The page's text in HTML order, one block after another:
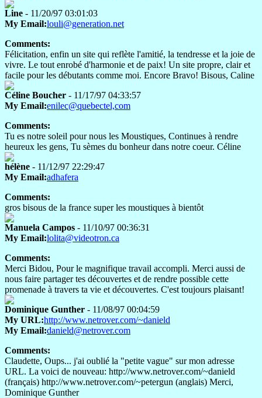
Line - 11/20/97 03:01:03
My Email:louli@generation.net
Comments:
Félicitation, enfin un site qui reflète l'amitié, la tendresse et la joie de
vivre. Le tout enrobé d'harmonie et de paix! Un site propre, clair et
facile pour les débutants comme moi. Encore Bravo! Bisous, Caline
Céline Boucher - 11/17/97 04:33:57
My Email:enilec@quebectel,com
Comments:
Tu es notre soleil pour nous les Moustiques, Continues à rendre
heureux les gens, Tu sèmes du bonheur dans notre coeur. Céline
hélène - 11/12/97 22:29:47
My Email:adhafera
Comments:
gros bisous de la france super les moustiques à bientôt
Manuela Campos - 11/10/97 00:36:31
My Email:lolita@videotron.ca
Comments:
Merci Bidou, Pour le magnifique travail accompli. Merci aussi de
nous faire partager tes découvertes et de rendre possible cette
promenade à travers ta vie et découvertes. C'est toujours plaisant!
Dominique Gunther - 11/08/97 00:04:59
My URL:http://www.netrover.com/~danield
My Email:danield@netrover.com
Comments:
Claudette, Oups... j'ai oublié la "petite vague" sur mon adresse
URL. La voici de nouveau: http://www.netrover.com/~danield
(français) http://www.netrover.com/~petergun (anglais) Merci,
Dominique Gunther